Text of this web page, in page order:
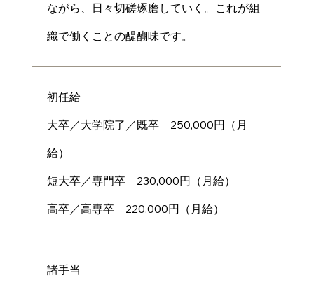
ながら、日々切磋琢磨していく。これが組
織で働くことの醍醐味です。
初任給
大卒／大学院了／既卒 250,000円（月
給）
短大卒／専門卒 230,000円（月給）
高卒／高専卒 220,000円（月給）
諸手当